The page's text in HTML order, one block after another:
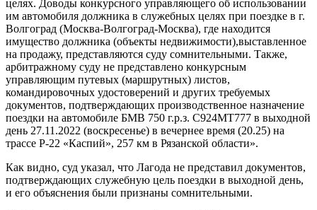
целях. Доводы конкурсного управляющего об использовании
им автомобиля должника в служебных целях при поездке в г.
Волгоград (Москва-Волгоград-Москва), где находится
имущество должника (объекты недвижимости),выставленное
на продажу, представляются суду сомнительными. Также,
арбитражному суду не представлено конкурсным
управляющим путевых (маршрутных) листов,
командировочных удостоверений и других требуемых
документов, подтверждающих производственное назначение
поездки на автомобиле БМВ 750 г.р.з. С924МТ777 в выходной
день 27.11.2022 (воскресенье) в вечернее время (20.25) на
трассе Р-22 «Каспий», 257 км в Рязанской области».
Как видно, суд указал, что Лагода не представил документов,
подтверждающих служебную цель поездки в выходной день,
и его объяснения были признаны сомнительными.